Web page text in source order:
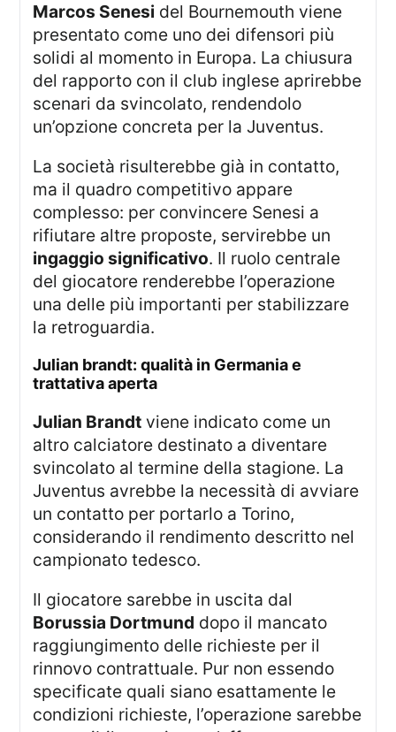
Marcos Senesi del Bournemouth viene
presentato come uno dei difensori più
solidi al momento in Europa. La chiusura
del rapporto con il club inglese aprirebbe
scenari da svincolato, rendendolo
un’opzione concreta per la Juventus.
La società risulterebbe già in contatto,
ma il quadro competitivo appare
complesso: per convincere Senesi a
rifiutare altre proposte, servirebbe un
ingaggio significativo. Il ruolo centrale
del giocatore renderebbe l’operazione
una delle più importanti per stabilizzare
la retroguardia.
julian brandt: qualità in Germania e
trattativa aperta
Julian Brandt viene indicato come un
altro calciatore destinato a diventare
svincolato al termine della stagione. La
Juventus avrebbe la necessità di avviare
un contatto per portarlo a Torino,
considerando il rendimento descritto nel
campionato tedesco.
Il giocatore sarebbe in uscita dal
Borussia Dortmund dopo il mancato
raggiungimento delle richieste per il
rinnovo contrattuale. Pur non essendo
specificate quali siano esattamente le
condizioni richieste, l’operazione sarebbe